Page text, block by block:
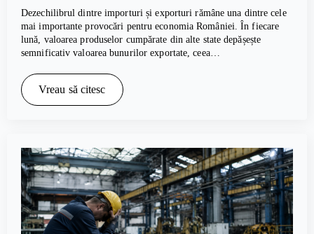
Dezechilibrul dintre importuri și exporturi rămâne una dintre cele
mai importante provocări pentru economia României. În fiecare
lună, valoarea produselor cumpărate din alte state depășește
semnificativ valoarea bunurilor exportate, ceea…
Vreau să citesc